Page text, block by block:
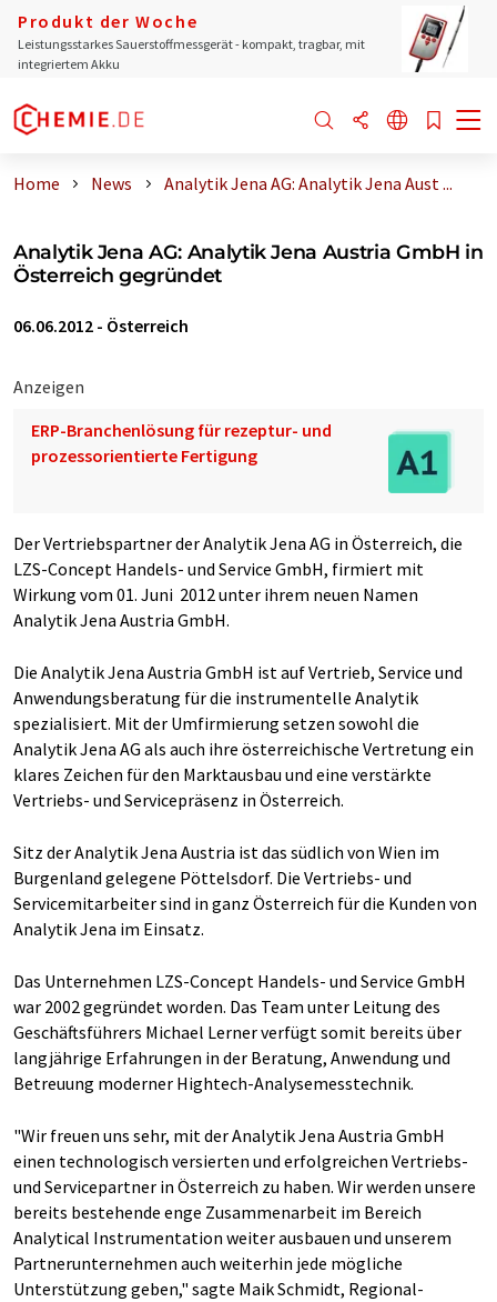
Produkt der Woche
Leistungsstarkes Sauerstoffmessgerät - kompakt, tragbar, mit
integriertem Akku
Home News Analytik Jena AG: Analytik Jena Aust ...
Analytik Jena AG: Analytik Jena Austria GmbH in
Österreich gegründet
06.06.2012 - Österreich
Anzeigen
ERP-Branchenlösung für rezeptur- und
prozessorientierte Fertigung
Der Vertriebspartner der Analytik Jena AG in Österreich, die
LZS-Concept Handels- und Service GmbH, firmiert mit
Wirkung vom 01. Juni 2012 unter ihrem neuen Namen
Analytik Jena Austria GmbH.
Die Analytik Jena Austria GmbH ist auf Vertrieb, Service und
Anwendungsberatung für die instrumentelle Analytik
spezialisiert. Mit der Umfirmierung setzen sowohl die
Analytik Jena AG als auch ihre österreichische Vertretung ein
klares Zeichen für den Marktausbau und eine verstärkte
Vertriebs- und Servicepräsenz in Österreich.
Sitz der Analytik Jena Austria ist das südlich von Wien im
Burgenland gelegene Pöttelsdorf. Die Vertriebs- und
Servicemitarbeiter sind in ganz Österreich für die Kunden von
Analytik Jena im Einsatz.
Das Unternehmen LZS-Concept Handels- und Service GmbH
war 2002 gegründet worden. Das Team unter Leitung des
Geschäftsführers Michael Lerner verfügt somit bereits über
langjährige Erfahrungen in der Beratung, Anwendung und
Betreuung moderner Hightech-Analysemesstechnik.
"Wir freuen uns sehr, mit der Analytik Jena Austria GmbH
einen technologisch versierten und erfolgreichen Vertriebs-
und Servicepartner in Österreich zu haben. Wir werden unsere
bereits bestehende enge Zusammenarbeit im Bereich
Analytical Instrumentation weiter ausbauen und unserem
Partnerunternehmen auch weiterhin jede mögliche
Unterstützung geben," sagte Maik Schmidt, Regional-